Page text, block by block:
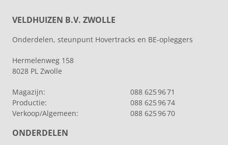
VELDHUIZEN B.V. ZWOLLE
Onderdelen, steunpunt Hovertracks en BE-opleggers
Hermelenweg 158
8028 PL Zwolle
Magazijn:
088 625 96 71
Productie:
088 625 96 74
Verkoop/Algemeen:
088 625 96 70
ONDERDELEN